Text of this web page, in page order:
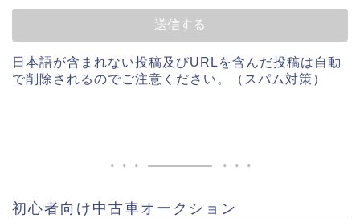
日本語が含まれない投稿及びURLを含んだ投稿は自動
で削除されるのでご注意ください。（スパム対策）
初心者向け中古車オークション